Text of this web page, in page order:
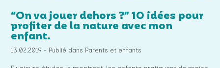
“On va jouer dehors ?” 10 idées pour
profiter de la nature avec mon
enfant.
13.02.2019 - Publié dans Parents et enfants